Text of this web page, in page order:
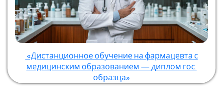
«Дистанционное обучение на фармацевта с
медицинским образованием — диплом гос.
образца»